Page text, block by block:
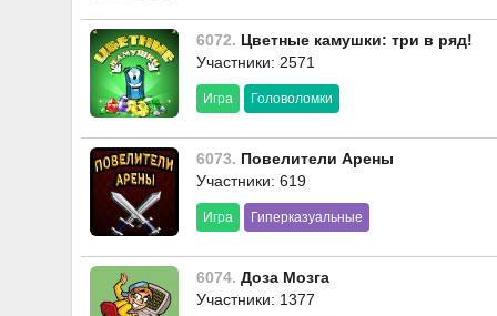
6072. Цветные камушки: три в ряд!
Участники: 2571
Игра Головоломки
6073. Повелители Арены
Участники: 619
Игра Гиперказуальные
6074. Доза Мозга
Участники: 1377